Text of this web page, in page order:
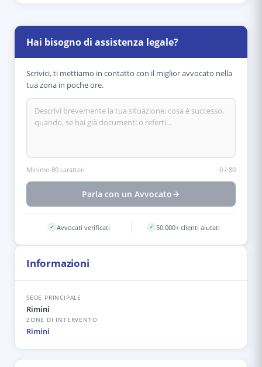
Hai bisogno di assistenza legale?
Scrivici, ti mettiamo in contatto con il miglior avvocato nella
tua zona in poche ore.
Minimo 80 caratteri 0 / 80
Parla con un Avvocato
✓ Avvocati verificati ✓ 50.000+ clienti aiutati
Informazioni
SEDE PRINCIPALE
Rimini
ZONE DI INTERVENTO
Rimini